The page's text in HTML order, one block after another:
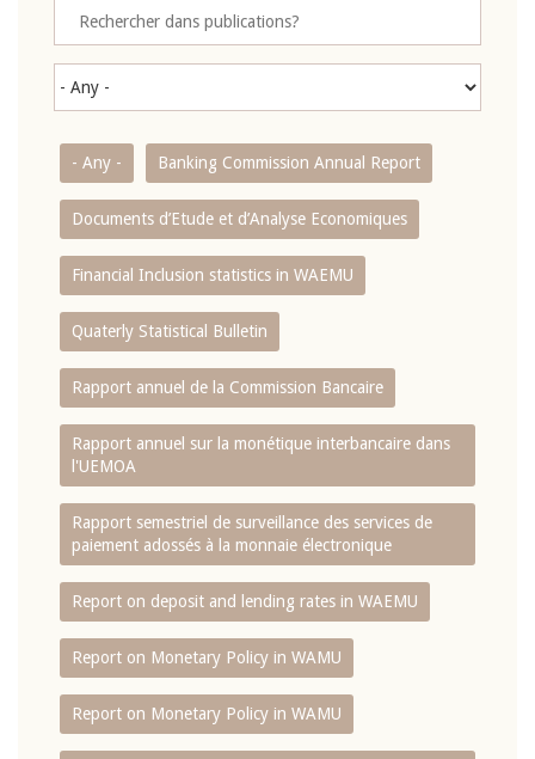
- Any - Banking Commission Annual Report
Documents d’Etude et d’Analyse Economiques
Financial Inclusion statistics in WAEMU
Quaterly Statistical Bulletin
Rapport annuel de la Commission Bancaire
Rapport annuel sur la monétique interbancaire dans
l'UEMOA
Rapport semestriel de surveillance des services de
paiement adossés à la monnaie électronique
Report on deposit and lending rates in WAEMU
Report on Monetary Policy in WAMU
Report on Monetary Policy in WAMU